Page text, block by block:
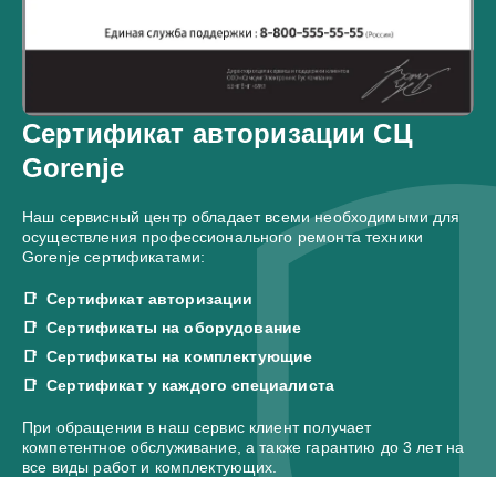
Сертификат авторизации СЦ
Gorenje
Наш сервисный центр обладает всеми необходимыми для
осуществления профессионального ремонта техники
Gorenje сертификатами:
Сертификат авторизации
Сертификаты на оборудование
Сертификаты на комплектующие
Сертификат у каждого специалиста
При обращении в наш сервис клиент получает
компетентное обслуживание, а также гарантию до 3 лет на
все виды работ и комплектующих.